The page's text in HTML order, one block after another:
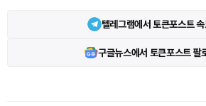
텔레그램에서 토큰포스트 속
구글뉴스에서 토큰포스트 팔